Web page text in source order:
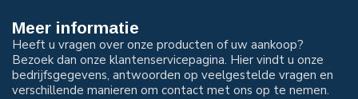
Meer informatie
Heeft u vragen over onze producten of uw aankoop?
Bezoek dan onze klantenservicepagina. Hier vindt u onze
bedrijfsgegevens, antwoorden op veelgestelde vragen en
verschillende manieren om contact met ons op te nemen.